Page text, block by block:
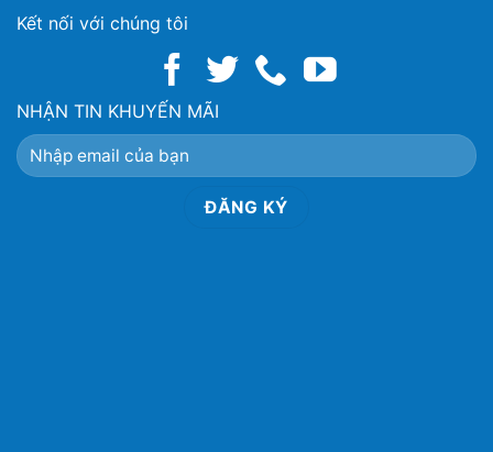
Kết nối với chúng tôi
NHẬN TIN KHUYẾN MÃI